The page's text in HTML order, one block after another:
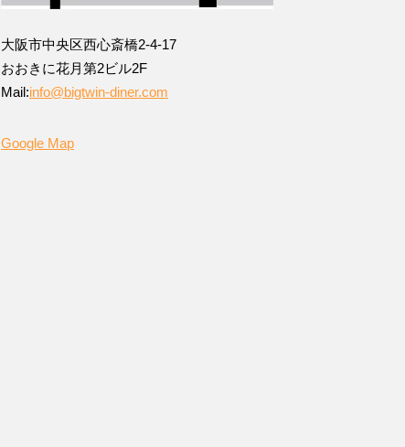
大阪市中央区西心斎橋2-4-17
おおきに花月第2ビル2F
Mail:info@bigtwin-diner.com
Google Map